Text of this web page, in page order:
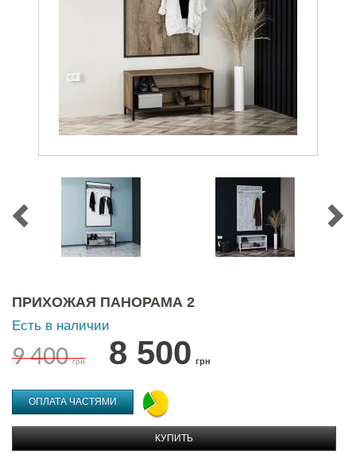
ПРИХОЖАЯ ПАНОРАМА 2
Есть в наличии
9 400 грн 8 500 грн
ОПЛАТА ЧАСТЯМИ
КУПИТЬ